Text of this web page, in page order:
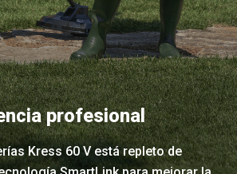
profesional
Kress 60 V está repleto de